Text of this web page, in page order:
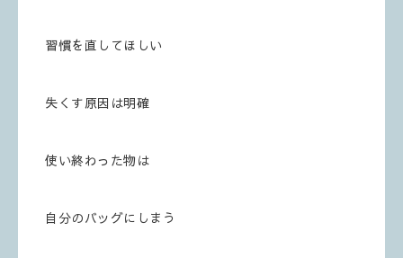
習慣を直してほしい
失くす原因は明確
使い終わった物は
自分のバッグにしまう